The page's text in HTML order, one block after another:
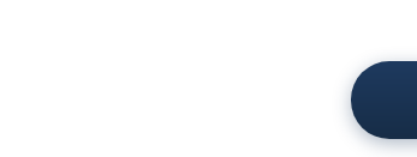
札幌で弁護士の無料相談
証拠を少しでも多く